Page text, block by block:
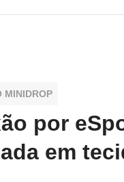
MINIDROP
por
em